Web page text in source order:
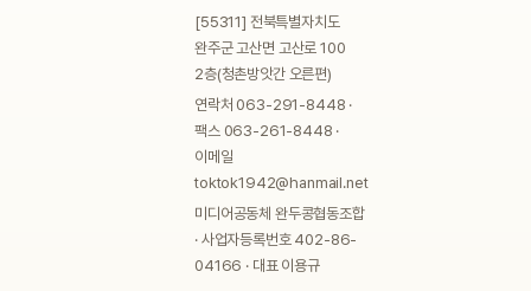
[55311] 전북특별자치도
완주군 고산면 고산로 100
2층(청촌방앗간 오른편)
연락처 063-291-8448 ·
팩스 063-261-8448 ·
이메일
toktok1942@hanmail.net
미디어공동체 완두콩협동조합
· 사업자등록번호 402-86-
04166 · 대표 이용규